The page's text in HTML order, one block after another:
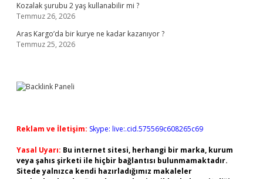
Kozalak şurubu 2 yaş kullanabilir mi ?
Temmuz 26, 2026
Aras Kargo’da bir kurye ne kadar kazanıyor ?
Temmuz 25, 2026
Reklam ve İletişim: Skype: live:.cid.575569c608265c69
Yasal Uyarı: Bu internet sitesi, herhangi bir marka, kurum
veya şahıs şirketi ile hiçbir bağlantısı bulunmamaktadır.
Sitede yalnızca kendi hazırladığımız makaleler